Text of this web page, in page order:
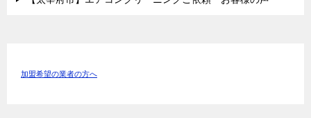
加盟希望の業者の方へ